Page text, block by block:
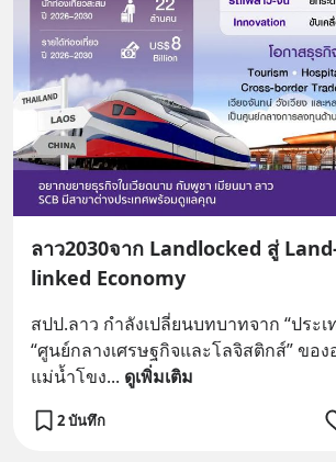
ลาว2030จาก Landlocked สู่
linked Economy
สปป.ลาว กำลังเปลี่ยนบทบาทจาก “ประเ
“ศูนย์กลางเศรษฐกิจและโลจิสติกส์” ขอ
แม่น้ำโขง... ดูเพิ่มเติม
2 บันทึก